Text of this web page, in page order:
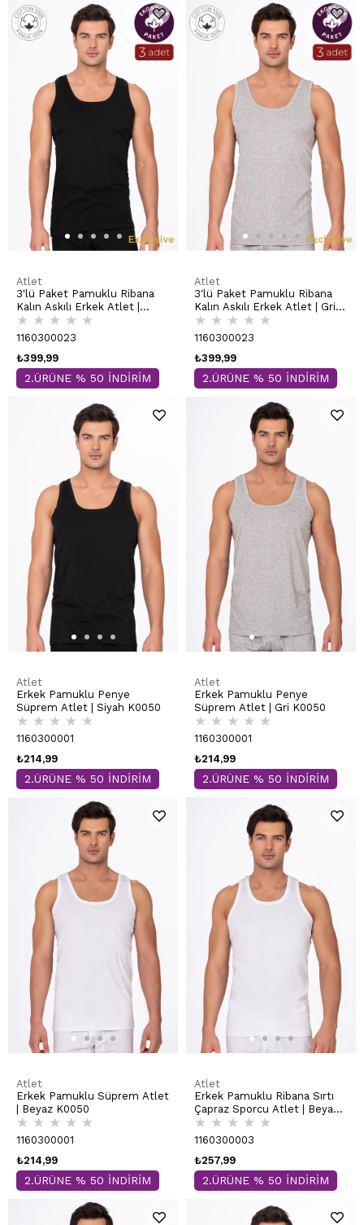
Atlet
3'lü Paket Pamuklu Ribana
Kalın Askılı Erkek Atlet |
Siyah K0113
★ ★ ★ ★ ★
1160300023
₺399,99
2.ÜRÜNE % 50 İNDİRİM
Atlet
3'lü Paket Pamuklu Ribana
Kalın Askılı Erkek Atlet | Gri
K0113
★ ★ ★ ★ ★
1160300023
₺399,99
2.ÜRÜNE % 50 İNDİRİM
Atlet
Erkek Pamuklu Penye
Süprem Atlet | Siyah K0050
★ ★ ★ ★ ★
1160300001
₺214,99
2.ÜRÜNE % 50 İNDİRİM
Atlet
Erkek Pamuklu Penye
Süprem Atlet | Gri K0050
★ ★ ★ ★ ★
1160300001
₺214,99
2.ÜRÜNE % 50 İNDİRİM
Atlet
Erkek Pamuklu Süprem Atlet
| Beyaz K0050
★ ★ ★ ★ ★
1160300001
₺214,99
2.ÜRÜNE % 50 İNDİRİM
Atlet
Erkek Pamuklu Ribana Sırtı
Çapraz Sporcu Atlet | Beyaz
K0058
★ ★ ★ ★ ★
1160300003
₺257,99
2.ÜRÜNE % 50 İNDİRİM